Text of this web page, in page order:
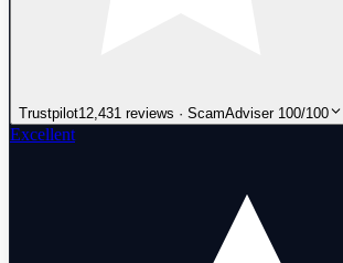
Trustpilot12,431 reviews · ScamAdviser 100/100
Excellent